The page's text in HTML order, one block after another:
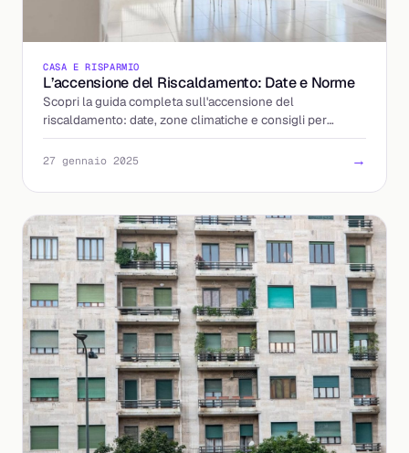
CASA E RISPARMIO
L’accensione del Riscaldamento: Date e Norme
Scopri la guida completa sull'accensione del
riscaldamento: date, zone climatiche e consigli per
risparmiare sulle bollette.
27 gennaio 2025 →